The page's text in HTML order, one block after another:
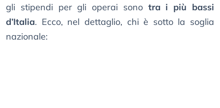
gli stipendi per gli operai sono tra i più bassi
d’Italia. Ecco, nel dettaglio, chi è sotto la soglia
nazionale: